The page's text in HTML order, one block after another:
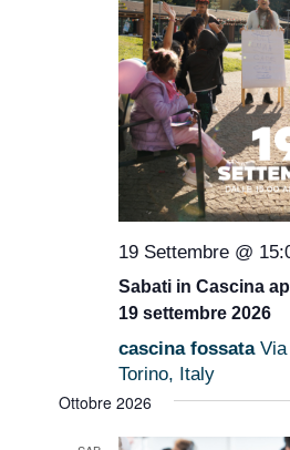
19 Settembre @
Sabati in Cascina
19 settembre 2026
cascina fossata
Torino, Italy
Ottobre 2026